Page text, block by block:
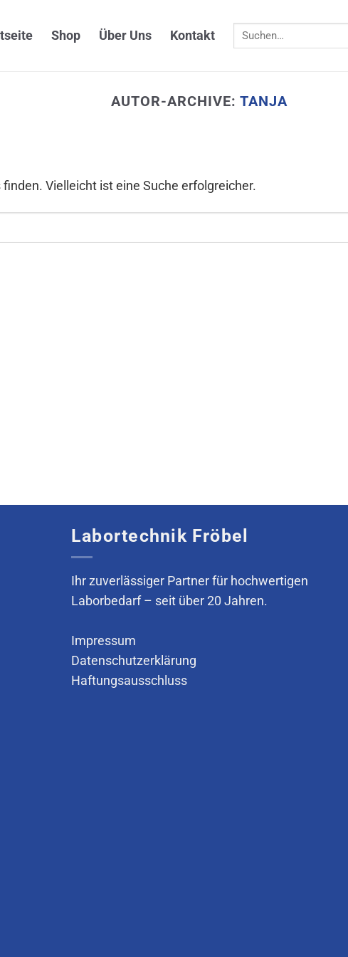
Shop Über Uns Kontakt
Suchen
AUTOR-ARCHIVE:TANJA
Vielleicht ist eine Suche erfolgreicher.
Labortechnik Fröbel
Ihr zuverlässiger Partner für hochwertigen
Laborbedarf – seit über 20 Jahren.
Impressum
Datenschutzerklärung
Haftungsausschluss